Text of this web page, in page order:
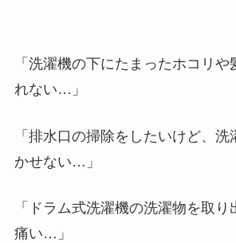
「洗濯機の下にたまったホコリや
れない…」
「排水口の掃除をしたいけど、
かせない…」
「ドラム式洗濯機の洗濯物を取
痛い…」